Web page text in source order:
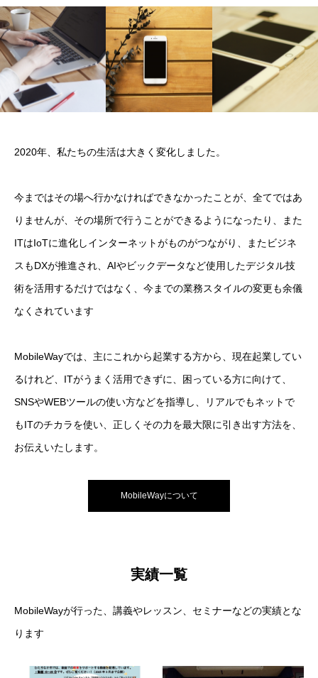
2020年、私たちの生活は大きく変化しました。
今まではその場へ行かなければできなかったことが、全てではあ
りませんが、その場所で行うことができるようになったり、また
ITはIoTに進化しインターネットがものがつながり、またビジネ
スもDXが推進され、AIやビックデータなど使用したデジタル技
術を活用するだけではなく、今までの業務スタイルの変更も余儀
なくされています
MobileWayでは、主にこれから起業する方から、現在起業してい
るけれど、ITがうまく活用できずに、困っている方に向けて、
SNSやWEBツールの使い方などを指導し、リアルでもネットで
もITのチカラを使い、正しくその力を最大限に引き出す方法を、
お伝えいたします。
MobileWayについて
実績一覧
MobileWayが行った、講義やレッスン、セミナーなどの実績とな
ります